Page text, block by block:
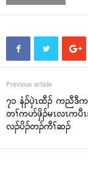
Previous article
၇၁ နံၣ်ၦဲၤထီၣ် ကညီဒီက
တၢ်ကပာ်ဖှိၣ်မၤလၤကပီၤ
လၣ်ပိၣ်တၣ်ကီၢ်ဆၣ်